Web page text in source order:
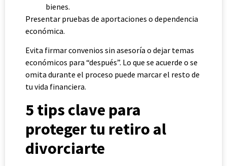
bienes.
Presentar pruebas de aportaciones o dependencia
económica.
Evita firmar convenios sin asesoría o dejar temas
económicos para “después”. Lo que se acuerde o se
omita durante el proceso puede marcar el resto de
tu vida financiera.
5 tips clave para
proteger tu retiro al
divorciarte